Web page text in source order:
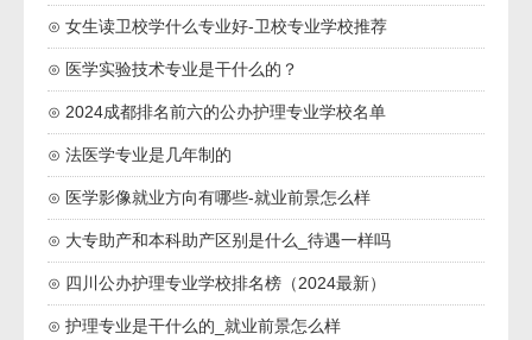
⊙ 女生读卫校学什么专业好-卫校专业学校推荐
⊙ 医学实验技术专业是干什么的？
⊙ 2024成都排名前六的公办护理专业学校名单
⊙ 法医学专业是几年制的
⊙ 医学影像就业方向有哪些-就业前景怎么样
⊙ 大专助产和本科助产区别是什么_待遇一样吗
⊙ 四川公办护理专业学校排名榜（2024最新）
⊙ 护理专业是干什么的_就业前景怎么样